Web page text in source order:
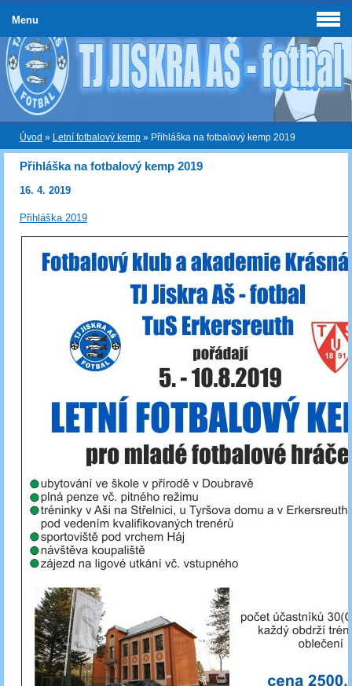
Úvod » Letní fotbalový kemp » Přihláška na fotbalový kemp 2019
Přihláška na fotbalový kemp 2019
16. 4. 2019
Přihláška 2019
Menu